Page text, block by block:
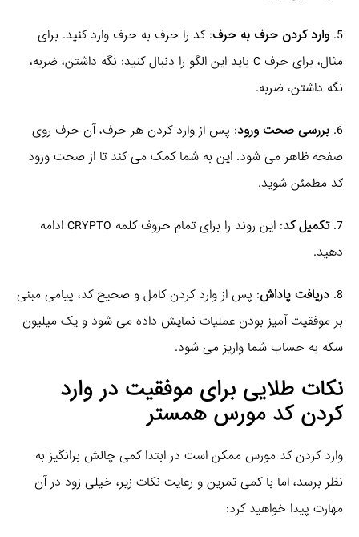
5. وارد کردن حرف به حرف: کد را حرف به حرف وارد کنید. برای
مثال، برای حرف C باید این الگو را دنبال کنید: نگه داشتن، ضربه،
نگه داشتن، ضربه.
6. بررسی صحت ورود: پس از وارد کردن هر حرف، آن حرف روی
صفحه ظاهر می شود. این به شما کمک می کند تا از صحت ورود
کد مطمئن شوید.
7. تکمیل کد
: این روند را برای تمام حروف کلمه CRYPTO ادامه
دهید.
8. دریافت پاداش: پس از وارد کردن کامل و صحیح کد، پیامی مبنی
بر موفقیت آمیز بودن عملیات نمایش داده می شود و یک میلیون
سکه به حساب شما واریز می شود.
نکات طلایی برای موفقیت در وارد
کردنکد مورس همستر
وارد کردن کد مورس ممکن است در ابتدا کمی چالش برانگیز به
نظر برسد، اما با کمی تمرین و رعایت نکات زیر، خیلی زود در آن
مهارت پیدا خواهید کرد: